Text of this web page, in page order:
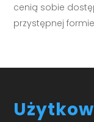
cenią sobie
przystępnej